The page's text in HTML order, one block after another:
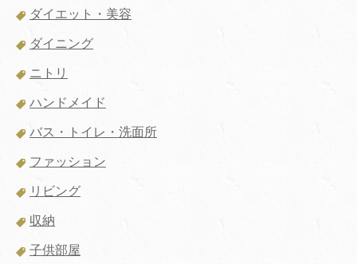
ダイエット・美容
ダイニング
ニトリ
ハンドメイド
バス・トイレ・洗面所
ファッション
リビング
収納
子供部屋